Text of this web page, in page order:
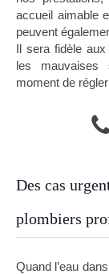
accueil aimable
peuvent
Il sera fidèle aux
les mauvaises
moment de
Des cas
plombiers
Quand l’eau